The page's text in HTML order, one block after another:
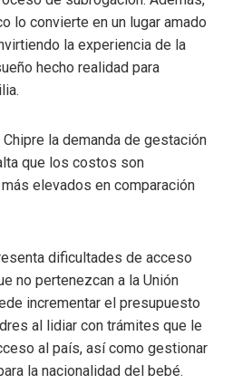
lo convierte en un lugar amado
la experiencia de la
hecho realidad para
la demanda de gestación
que los costos son
elevados en comparación
dificultades de acceso
no pertenezcan a la Unión
incrementar el presupuesto
al lidiar con trámites que le
al país, así como gestionar
la nacionalidad del bebé.